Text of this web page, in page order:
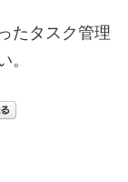
たタスク管理
。